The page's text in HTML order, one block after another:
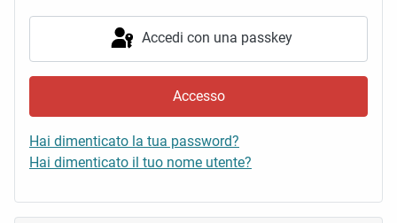
Accedi con una passkey
Accesso
Hai dimenticato la tua password?
Hai dimenticato il tuo nome utente?